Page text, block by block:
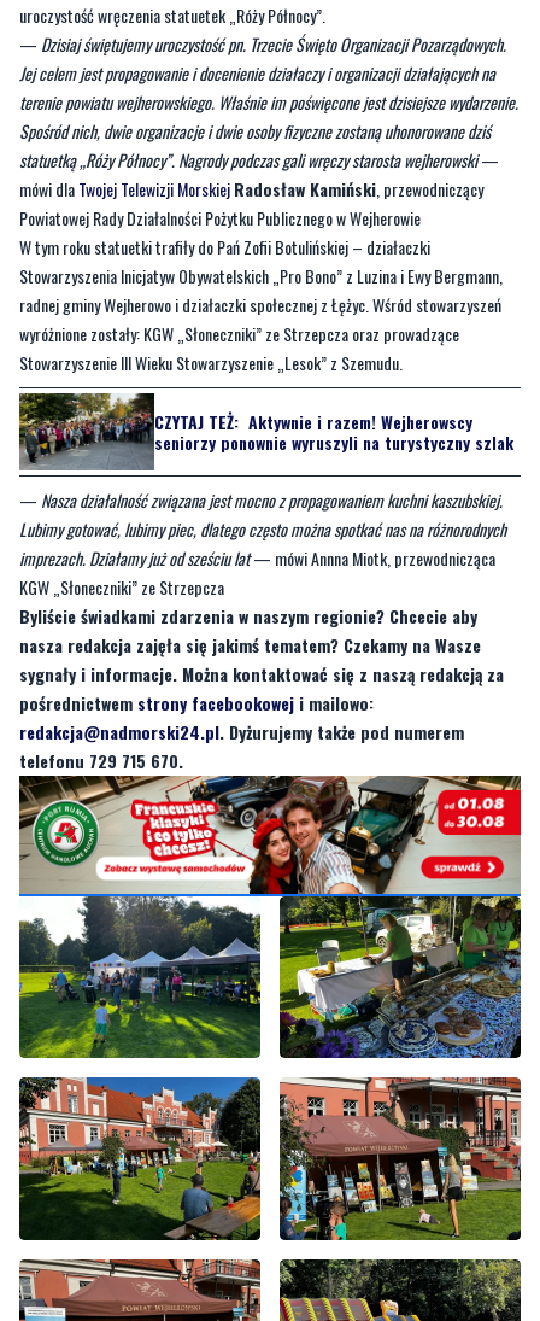
uroczystość wręczenia statuetek „Róży Północy”.
— Dzisiaj świętujemy uroczystość pn. Trzecie Święto Organizacji Pozarządowych.
Jej celem jest propagowanie i docenienie działaczy i organizacji działających na
terenie powiatu wejherowskiego. Właśnie im poświęcone jest dzisiejsze wydarzenie.
Spośród nich, dwie organizacje i dwie osoby fizyczne zostaną uhonorowane dziś
statuetką „Róży Północy”. Nagrody podczas gali wręczy starosta wejherowski—
mówi dlaTwojej Telewizji MorskiejRadosław Kamiński , przewodniczący
Powiatowej Rady Działalności Pożytku Publicznego w Wejherowie
W tym roku statuetki trafiły do Pań Zofii Botulińskiej – działaczki
Stowarzyszenia Inicjatyw Obywatelskich „Pro Bono” z Luzina i Ewy Bergmann,
radnej gminy Wejherowo i działaczki społecznej z Łężyc. Wśród stowarzyszeń
wyróżnione zostały: KGW „Słoneczniki” ze Strzepcza oraz prowadzące
Stowarzyszenie III Wieku Stowarzyszenie „Lesok” z Szemudu.
CZYTAJ TEŻ: Aktywnie i razem! Wejherowscy
seniorzy ponownie wyruszyli na turystyczny szlak
— Nasza działalność związana jest mocno z propagowaniem kuchni kaszubskiej.
Lubimy gotować, lubimy piec, dlatego często można spotkać nas na różnorodnych
imprezach. Działamy już od sześciu lat— mówi Annna Miotk, przewodnicząca
KGW „Słoneczniki” ze Strzepcza
Byliście świadkami zdarzenia w naszym regionie? Chcecie aby
nasza redakcja zajęła się jakimś tematem? Czekamy na Wasze
sygnały i informacje. Można kontaktować się z naszą redakcją za
pośrednictwem strony facebookowej i mailowo:
redakcja@nadmorski24.pl. Dyżurujemy także pod numerem
telefonu 729 715 670.